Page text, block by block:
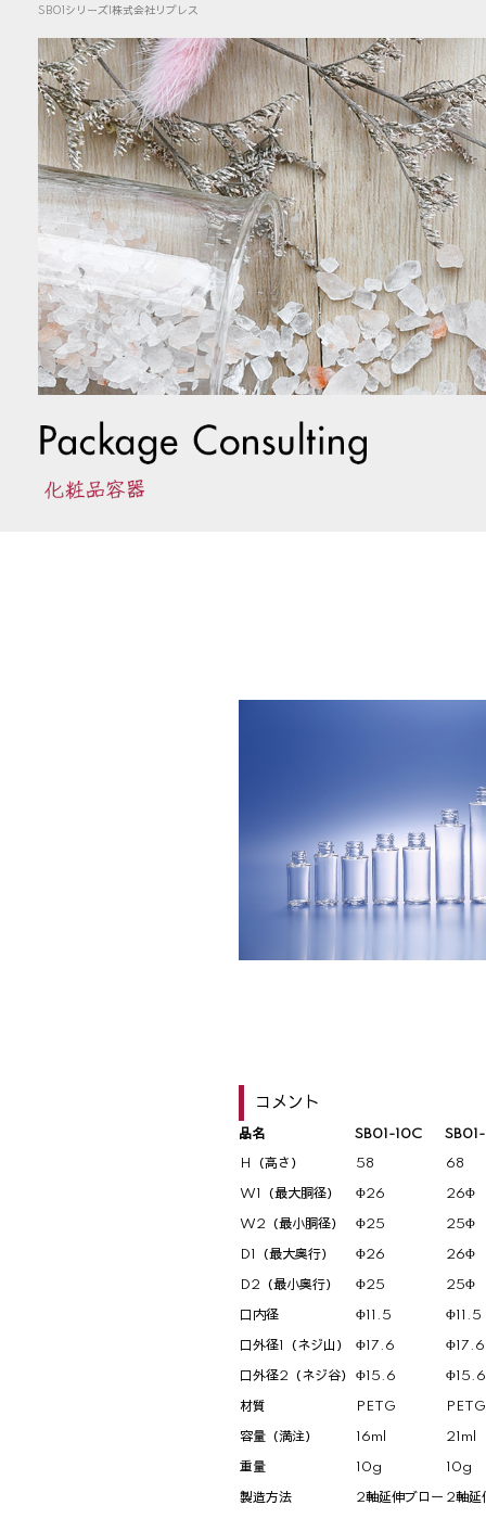
SB01シリーズ|株式会社リブレス
コメント
品名 SB01-10C
H（高さ） 58 68
W1（最大胴径） Φ26 26Φ
W2（最小胴径） Φ25 25Φ
D1（最大奥行） Φ26 26Φ
D2（最小奥行） Φ25 25Φ
口内径 Φ11.5 Φ11.5
口外径1（ネジ山） Φ17.6 Φ17.6
口外径2（ネジ谷） Φ15.6 Φ15.6
材質 PETG PETG
容量（満注） 16ml 21ml
重量 10g 10g
製造方法 2軸延伸ブロー 2軸延